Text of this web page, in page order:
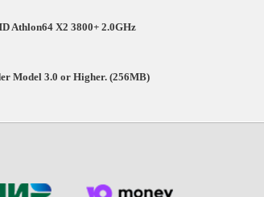
Athlon64 X2 3800+ 2.0GHz
Model 3.0 or Higher. (256MB)